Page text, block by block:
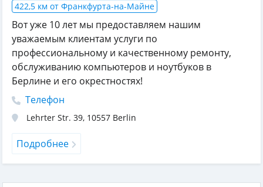
422,5 км от Франкфурта-на-Майне
Вот уже 10 лет мы предоставляем нашим
уважаемым клиентам услуги по
профессиональному и качественному ремонту,
обслуживанию компьютеров и ноутбуков в
Берлине и его окрестностях!
Телефон
Lehrter Str. 39, 10557 Berlin
Подробнее